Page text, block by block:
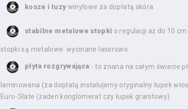
kosze i łuzy winylowe za dopłatą skóra
stabilne metalowe stopki o regulacji aż do 10
stopki są metalowe wycinane laserowo
płyta rozgrywająca - to znana na całym świecie
laminowana (za dopłatą instalujemy oryginalny łupek
Euro-Slate (żaden konglomerat czy łupek granitowy)